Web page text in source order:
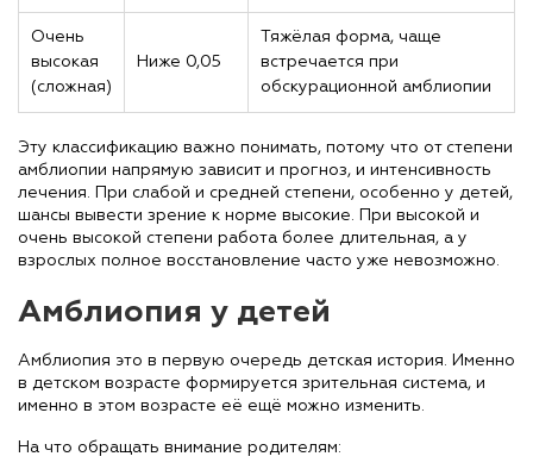
Очень
высокая
(сложная)
Ниже 0,05
Тяжёлая форма, чаще
встречается при
обскурационной амблиопии
Эту классификацию важно понимать, потому что от степени
амблиопии напрямую зависит и прогноз, и интенсивность
лечения. При слабой и средней степени, особенно у детей,
шансы вывести зрение к норме высокие. При высокой и
очень высокой степени работа более длительная, а у
взрослых полное восстановление часто уже невозможно.
Амблиопия у детей
Амблиопия это в первую очередь детская история. Именно
в детском возрасте формируется зрительная система, и
именно в этом возрасте её ещё можно изменить.
На что обращать внимание родителям: